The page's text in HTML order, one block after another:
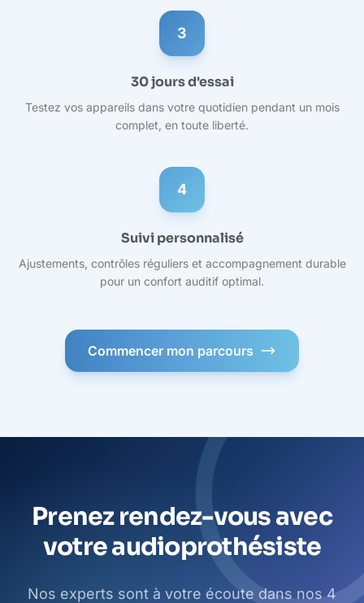
3
30 jours d'essai
Testez vos appareils dans votre quotidien pendant un mois
complet, en toute liberté.
4
Suivi personnalisé
Ajustements, contrôles réguliers et accompagnement durable
pour un confort auditif optimal.
Commencer mon parcours
Prenez rendez-vous avec
votre audioprothésiste
Nos experts sont à votre écoute dans nos 4